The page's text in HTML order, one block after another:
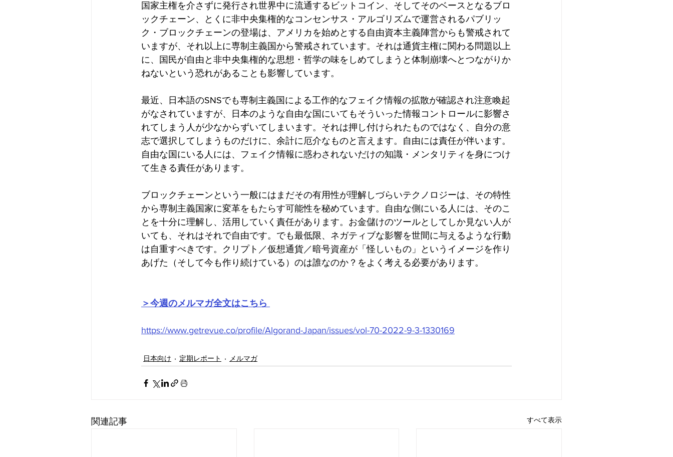
国家主権を介さずに発行され世界中に流通するビットコイン、そしてそのベースとなるブロ
ックチェーン、とくに非中央集権的なコンセンサス・アルゴリズムで運営されるパブリッ
ク・ブロックチェーンの登場は、アメリカを始めとする自由資本主義陣営からも警戒されて
いますが、それ以上に専制主義国から警戒されています。それは通貨主権に関わる問題以上
に、国民が自由と非中央集権的な思想・哲学の味をしめてしまうと体制崩壊へとつながりか
ねないという恐れがあることも影響しています。
最近、日本語のSNSでも専制主義国による工作的なフェイク情報の拡散が確認され注意喚起
がなされていますが、日本のような自由な国にいてもそういった情報コントロールに影響さ
れてしまう人が少なからずいてしまいます。それは押し付けられたものではなく、自分の意
志で選択してしまうものだけに、余計に厄介なものと言えます。自由には責任が伴います。
自由な国にいる人には、フェイク情報に惑わされないだけの知識・メンタリティを身につけ
て生きる責任があります。
ブロックチェーンという一般にはまだその有用性が理解しづらいテクノロジーは、その特性
から専制主義国家に変革をもたらす可能性を秘めています。自由な側にいる人には、そのこ
とを十分に理解し、活用していく責任があります。お金儲けのツールとしてしか見ない人が
いても、それはそれで自由です。でも最低限、ネガティブな影響を世間に与えるような行動
は自重すべきです。クリプト／仮想通貨／暗号資産が「怪しいもの」というイメージを作り
あげた（そして今も作り続けている）のは誰なのか？をよく考える必要があります。
＞今週のメルマガ全文はこちら
https://www.getrevue.co/profile/Algorand-Japan/issues/vol-70-2022-9-3-1330169
日本向け 定期レポート メルマガ
関連記事 すべて表示